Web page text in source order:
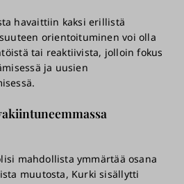
havaittiin kaksi erillistä
orientoituminen voi olla
tai reaktiivista, jolloin fokus
ja uusien
mahdollista ymmärtää osana
muutosta, Kurki sisällytti